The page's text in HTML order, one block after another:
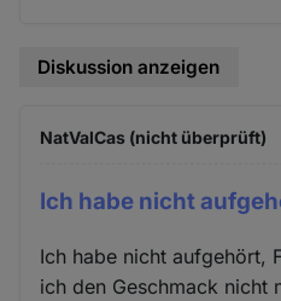
Diskussion anzeigen
NatValCas (nicht überprüft)
Ich habe nicht
Ich habe nicht aufgehört,
ich den Geschmack nicht